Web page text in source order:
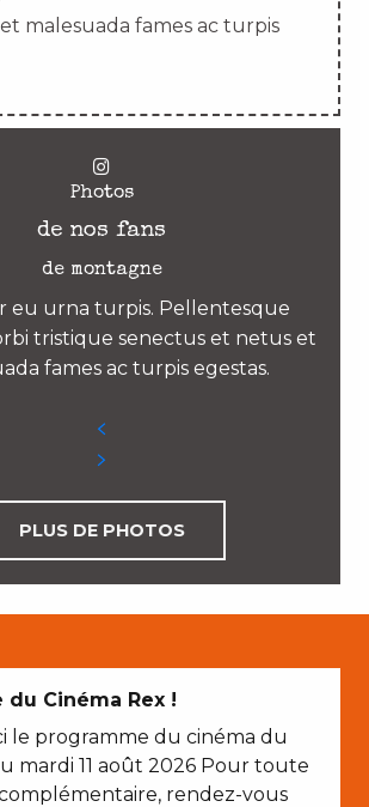
malesuada fames ac turpis
Photos
de nos fans
de montagne
eu urna turpis. Pellentesque
tristique senectus et netus et
fames ac turpis egestas.
PLUS DE PHOTOS
du Cinéma Rex !
le programme du cinéma du
mardi 11 août 2026 Pour toute
rendez-vous